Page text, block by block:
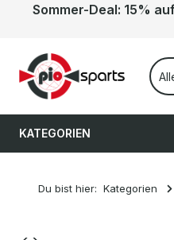
Hauptinhalt springen
Zur Suche springen
Zur Hauptnavigation
Sommer-Deal: 15%
KATEGORIEN
Du bist hier: Kategorien